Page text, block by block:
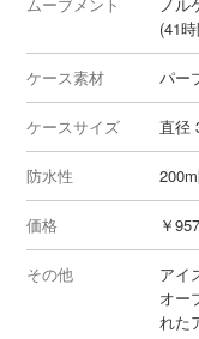
(41
ケース素材 パー
ケースサイズ 直径
防水性
価格 ￥
その他
アイ
オー
れた